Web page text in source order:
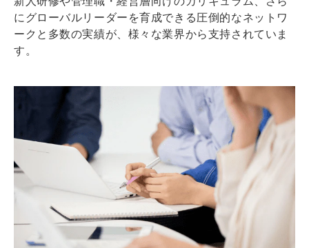
にグローバルリーダーを育成できる圧倒的なネットワ
ークと多数の実績が、様々な業界から支持されていま
す。